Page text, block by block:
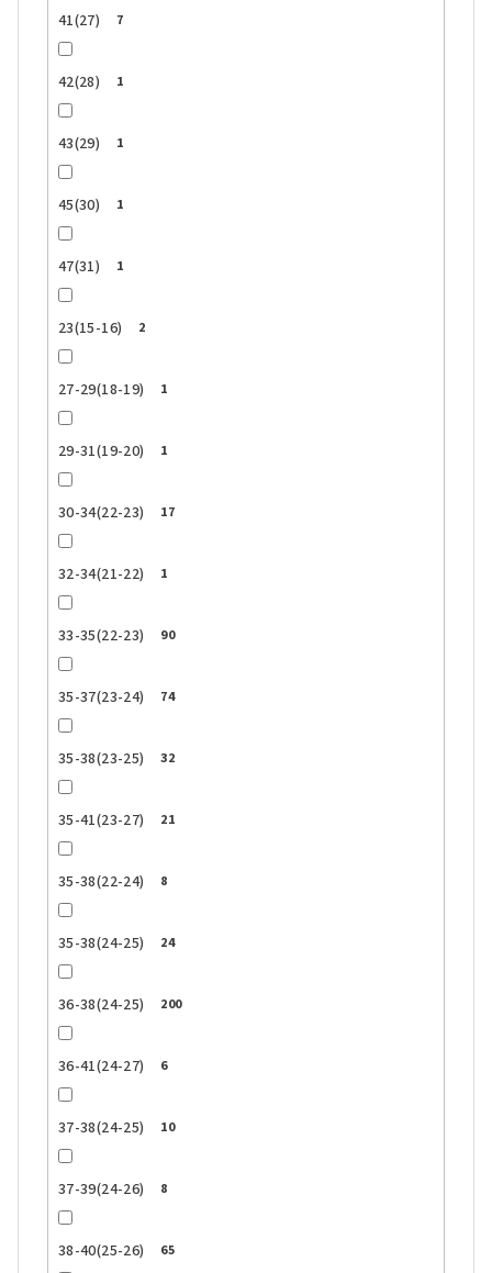
41(27) 7
42(28) 1
43(29) 1
45(30) 1
47(31) 1
23(15-16) 2
27-29(18-19) 1
29-31(19-20) 1
30-34(22-23) 17
32-34(21-22) 1
33-35(22-23) 90
35-37(23-24) 74
35-38(23-25) 32
35-41(23-27) 21
35-38(22-24) 8
35-38(24-25) 24
36-38(24-25) 200
36-41(24-27) 6
37-38(24-25) 10
37-39(24-26) 8
38-40(25-26) 65